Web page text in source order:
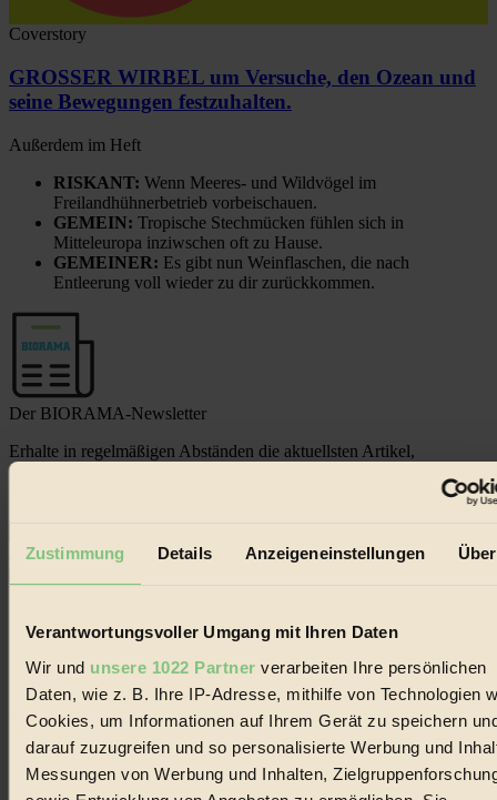
Zustimmung Details Anzeigeneinstellungen
Verantwortungsvoller Umgang mit Ihren Daten
Wir und unsere 1022 Partner verarbeiten Ihre persönlichen
Daten, wie z. B. Ihre IP-Adresse, mithilfe von Technologien
Cookies, um Informationen auf Ihrem Gerät zu speichern
darauf zuzugreifen und so personalisierte Werbung und
Messungen von Werbung und Inhalten,
Coverstory
GROSSER WIRBEL um Versuche, den Ozean und
seine Bewegungen festzuhalten.
Außerdem im Heft
RISKANT: Wenn Meeres- und Wildvögel im
Freilandhühnerbetrieb vorbeischauen.
GEMEIN: Tropische Stechmücken fühlen sich in
Mitteleuropa inziwschen oft zu Hause.
GEMEINER: Es gibt nun Weinflaschen, die nach
Entleerung voll wieder zu dir zurückkommen.
Der BIORAMA-Newsletter
Erhalte in regelmäßigen Abständen die aktuellsten Artikel,
Gewinnspiele & Ausgaben übersichtlich aufbereitet vom
Jetzt eintragen:
© 2026 Biorama GmbH
Impressum & Disclaimer
Datenschutz
Mediadaten